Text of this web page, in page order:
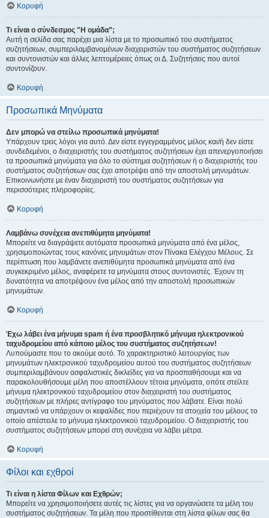
Κορυφή
Τι είναι ο σύνδεσμος "Η ομάδα”;
Αυτή η σελίδα σας παρέχει μια λίστα με το προσωπικό του συστήματος
συζητήσεων, συμπεριλαμβανομένων διαχειριστών του συστήματος συζητήσεων
και συντονιστών και άλλες λεπτομέρειες όπως οι Δ. Συζητήσεις που αυτοί
συντονίζουν.
Κορυφή
Προσωπικά Μηνύματα
Δεν μπορώ να στείλω προσωπικά μηνύματα!
Υπάρχουν τρεις λόγοι για αυτό. Δεν είστε εγγεγραμμένος μέλος και/ή δεν είστε
συνδεδεμένοι, ο διαχειριστής του συστήματος συζητήσεων έχει απενεργοποιήσει
τα προσωπικά μηνύματα για όλο το σύστημα συζητήσεων ή ο διαχειριστής του
συστήματος συζητήσεων σας έχει αποτρέψει από την αποστολή μηνυμάτων.
Επικοινωνήστε με έναν διαχειριστή του συστήματος συζητήσεων για
περισσότερες πληροφορίες.
Κορυφή
Λαμβάνω συνέχεια ανεπιθύμητα μηνύματα!
Μπορείτε να διαγράψετε αυτόματα προσωπικά μηνύματα από ένα μέλος,
χρησιμοποιώντας τους κανόνες μηνυμάτων στον Πίνακα Ελέγχου Μέλους. Σε
περίπτωση που λαμβάνετε ανεπιθύμητα προσωπικά μηνύματα από ένα
συγκεκριμένο μέλος, αναφέρετε τα μηνύματα στους συντονιστές. Έχουν τη
δυνατότητα να αποτρέψουν ένα μέλος από την αποστολή προσωπικών
μηνυμάτων.
Κορυφή
Έχω λάβει ένα μήνυμα spam ή ένα προσβλητικό μήνυμα ηλεκτρονικού
ταχυδρομείου από κάποιο μέλος του συστήματος συζητήσεων!
Λυπούμαστε που το ακούμε αυτό. Το χαρακτηριστικό λειτουργίας των
μηνυμάτων ηλεκτρονικού ταχυδρομείου αυτού του συστήματος συζητήσεων
συμπεριλαμβάνουν ασφαλιστικές δικλείδες για να προσπαθήσουμε και να
παρακολουθήσουμε μέλη που αποστέλλουν τέτοια μηνύματα, οπότε στείλτε
μήνυμα ηλεκτρονικού ταχυδρομείου στον διαχειριστή του συστήματος
συζητήσεων με πλήρες αντίγραφο του μηνύματος που λάβατε. Είναι πολύ
σημαντικό να υπάρχουν οι κεφαλίδες που περιέχουν τα στοιχεία του μέλους το
οποίο απέστειλε το μήνυμα ηλεκτρονικού ταχυδρομείου. Ο διαχειριστής του
συστήματος συζητήσεων μπορεί στη συνέχεια να λάβει μέτρα.
Κορυφή
Φίλοι και εχθροί
Τι είναι η λίστα Φίλων και Εχθρών;
Μπορείτε να χρησιμοποιήσετε αυτές τις λίστες για να οργανώσετε τα μέλη του
συστήματος συζητήσεων. Τα μέλη που προστίθενται στη λίστα φίλων σας θα